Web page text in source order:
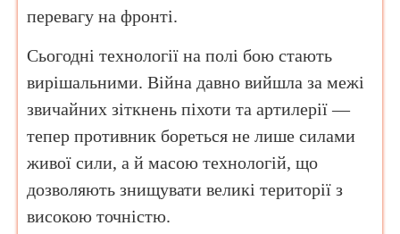
перевагу на фронті.
Сьогодні технології на полі бою стають
вирішальними. Війна давно вийшла за межі
звичайних зіткнень піхоти та артилерії —
тепер противник бореться не лише силами
живої сили, а й масою технологій, що
дозволяють знищувати великі території з
високою точністю.